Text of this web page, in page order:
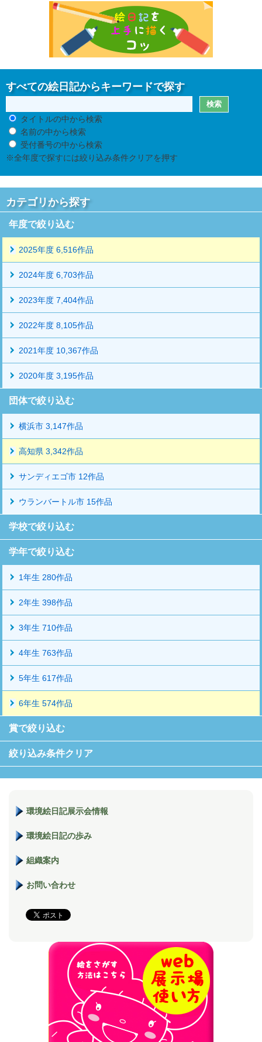
すべての絵日記からキーワードで探す
タイトルの中から検索
名前の中から検索
受付番号の中から検索
※全年度で探すには絞り込み条件クリアを押す
カテゴリから探す
年度で絞り込む
2025年度 6,516作品
2024年度 6,703作品
2023年度 7,404作品
2022年度 8,105作品
2021年度 10,367作品
2020年度 3,195作品
団体で絞り込む
横浜市 3,147作品
高知県 3,342作品
サンディエゴ市 12作品
ウランバートル市 15作品
学校で絞り込む
学年で絞り込む
1年生 280作品
2年生 398作品
3年生 710作品
4年生 763作品
5年生 617作品
6年生 574作品
賞で絞り込む
絞り込み条件クリア
環境絵日記展示会情報
環境絵日記の歩み
組織案内
お問い合わせ